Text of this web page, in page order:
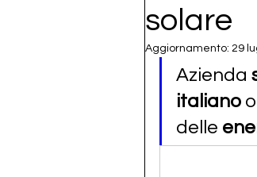
solare
Aggiornamento: 29
Azienda
italiano
delle